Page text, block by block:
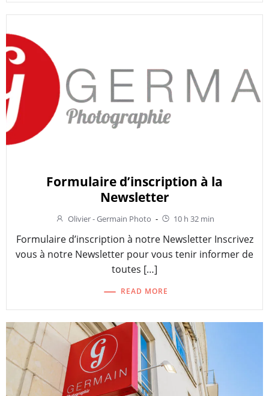
Formulaire d’inscription à la
Newsletter
Olivier - Germain Photo - 10 h 32 min
Formulaire d’inscription à notre Newsletter Inscrivez
vous à notre Newsletter pour vous tenir informer de
toutes […]
READ MORE